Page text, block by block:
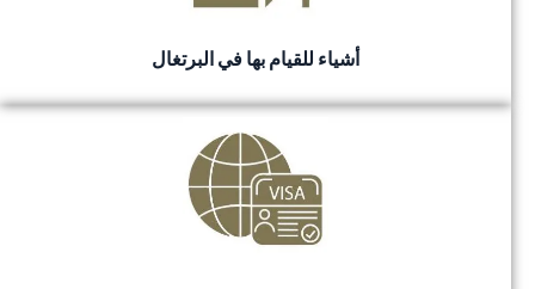
أشياء للقيام بها في البرتغال